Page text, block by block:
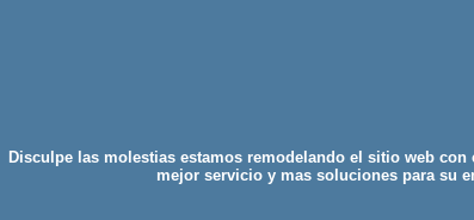
Disculpe las molestias estamos remodelando el sitio web
mejor servicio y mas soluciones para su